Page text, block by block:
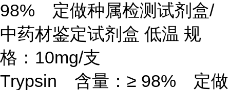
98% 定做种属检测试剂盒/
中药材鉴定试剂盒 低温 规
格：10mg/支
Trypsin 含量：≥ 98% 定做